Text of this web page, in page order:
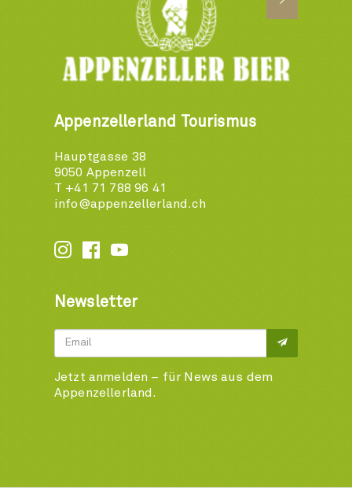
Appenzellerland Tourismus
Hauptgasse 38
9050 Appenzell
T +41 71 788 96 41
info@appenzellerland.ch



Newsletter
Jetzt anmelden – für News aus dem
Appenzellerland.